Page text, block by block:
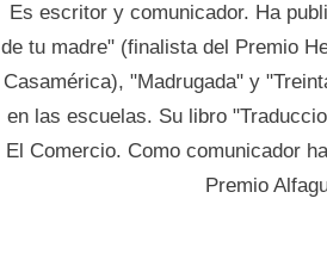
Es escritor y comunicador. Ha
de tu madre" (finalista del Premio
Casamérica), "Madrugada" y
en las escuelas. Su libro
El Comercio. Como comunicador
Premio